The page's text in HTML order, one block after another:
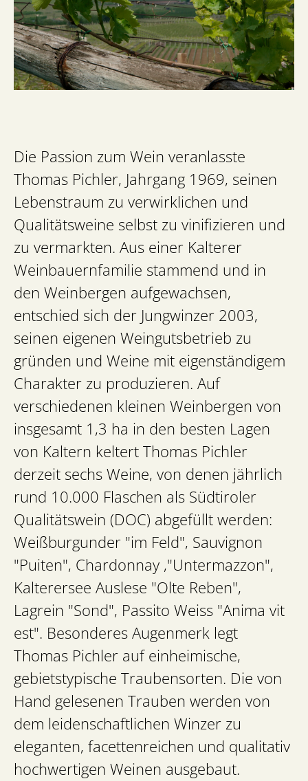
Die Passion zum Wein veranlasste
Thomas Pichler, Jahrgang 1969, seinen
Lebenstraum zu verwirklichen und
Qualitätsweine selbst zu vinifizieren und
zu vermarkten. Aus einer Kalterer
Weinbauernfamilie stammend und in
den Weinbergen aufgewachsen,
entschied sich der Jungwinzer 2003,
seinen eigenen Weingutsbetrieb zu
gründen und Weine mit eigenständigem
Charakter zu produzieren. Auf
verschiedenen kleinen Weinbergen von
insgesamt 1,3 ha in den besten Lagen
von Kaltern keltert Thomas Pichler
derzeit sechs Weine, von denen jährlich
rund 10.000 Flaschen als Südtiroler
Qualitätswein (DOC) abgefüllt werden:
Weißburgunder "im Feld", Sauvignon
"Puiten", Chardonnay ,"Untermazzon",
Kalterersee Auslese "Olte Reben",
Lagrein "Sond", Passito Weiss "Anima vit
est". Besonderes Augenmerk legt
Thomas Pichler auf einheimische,
gebietstypische Traubensorten. Die von
Hand gelesenen Trauben werden von
dem leidenschaftlichen Winzer zu
eleganten, facettenreichen und qualitativ
hochwertigen Weinen ausgebaut.